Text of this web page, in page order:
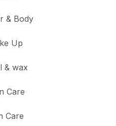
& Body
Up
& wax
Care
Care